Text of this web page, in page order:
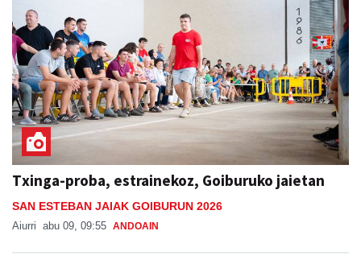
Txinga-proba, estrainekoz, Goiburuko jaietan
SAN ESTEBAN JAIAK GOIBURUN 2026
Aiurri abu 09, 09:55 ANDOAIN